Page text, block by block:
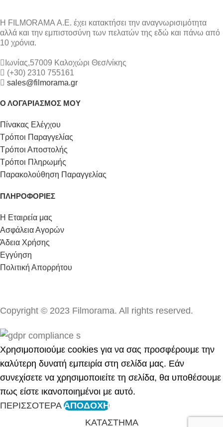
Η FILMORAMA Α.Ε. έχει κατακτήσει την αναγνωρισιμότητα
αλλά και την εμπιστοσύνη των πελατών της εδώ και πάνω από
10 χρόνια.
Ιωνίας,57009 Καλοχώρι Θεσ/νίκης
(+30) 2310 755161
sales@filmorama.gr
Ο ΛΟΓΑΡΙΑΣΜΟΣ ΜΟΥ
Πίνακας Ελέγχου
Τρόποι Παραγγελίας
Τρόποι Αποστολής
Τρόποι Πληρωμής
Παρακολούθηση Παραγγελίας
ΠΛΗΡΟΦΟΡΙΕΣ
Η Εταιρεία μας
Ασφάλεια Αγορών
Άδεια Χρήσης
Εγγύηση
Πολιτική Απορρήτου
Copyright © 2023 Filmorama. All rights reserved.
Χρησιμοποιούμε cookies για να σας προσφέρουμε την
καλύτερη δυνατή εμπειρία στη σελίδα μας. Εάν
συνεχίσετε να χρησιμοποιείτε τη σελίδα, θα υποθέσουμε
πως είστε ικανοποιημένοι με αυτό.
ΠΕΡΙΣΣΟΤΕΡΑ ΑΠΟΔΟΧΗ
ΚΑΤΑΣΤΗΜΑ